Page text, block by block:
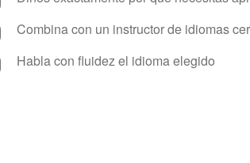
Combina con un instructor de idiomas
Habla con fluidez el idioma elegido